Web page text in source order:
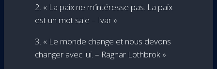
2. « La paix ne m’intéresse pas. La paix
est un mot sale – Ivar »
3. « Le monde change et nous devons
changer avec lui. – Ragnar Lothbrok »